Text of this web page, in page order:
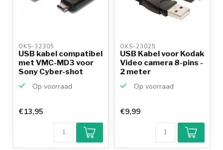
OKS-32305
USB kabel compatibel
met VMC-MD3 voor
Sony Cyber-shot
Op voorraad
€13,95
OKS-23025
USB Kabel voor Kodak
Video camera 8-pins -
2 meter
Op voorraad
€9,99